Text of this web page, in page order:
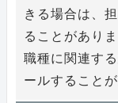
きる場合は、
ることがあり
職種に関連す
ールすることが